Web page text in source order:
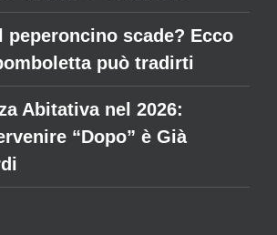
peperoncino scade? Ecco
può tradirti
Abitativa nel 2026:
“Dopo” è Già